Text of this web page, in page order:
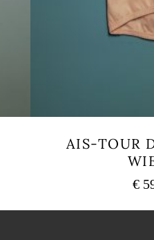
AIS-TOUR
€